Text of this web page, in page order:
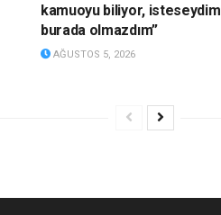
kamuoyu biliyor, isteseydim
burada olmazdım”
AĞUSTOS 5, 2026